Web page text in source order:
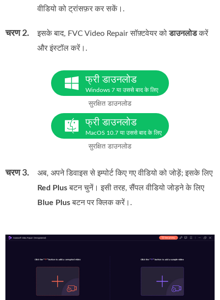
वीडियो को ट्रांसफ़र कर सकें।.
चरण 2. इसके बाद, FVC Video Repair सॉफ़्टवेयर कोडाउनलोडकरें
और इंस्टॉल करें।.
फ्री डाउनलोड
Windows 7 या उससे बाद के लिए
सुरक्षित डाउनलोड
फ्री डाउनलोड
MacOS 10.7 या उससे बाद के लिए
सुरक्षित डाउनलोड
चरण 3.
अब, अपने डिवाइस से इम्पोर्ट किए गए वीडियो को जोड़ें; इसके लिए
Red Plusबटन चुनें। इसी तरह, सैंपल वीडियो जोड़ने के लिए
Blue Plusबटन पर क्लिक करें।.